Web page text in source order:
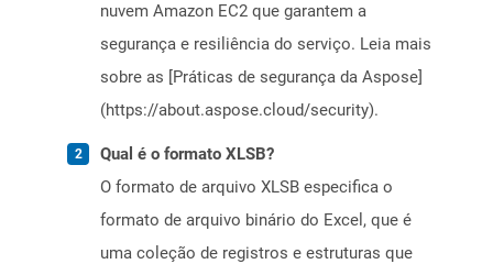
nuvem Amazon EC2 que garantem a
segurança e resiliência do serviço. Leia mais
sobre as [Práticas de segurança da Aspose]
(https://about.aspose.cloud/security).
Qual é o formato XLSB?
O formato de arquivo XLSB especifica o
formato de arquivo binário do Excel, que é
uma coleção de registros e estruturas que